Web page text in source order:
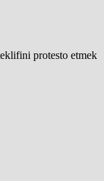
protesto etmek